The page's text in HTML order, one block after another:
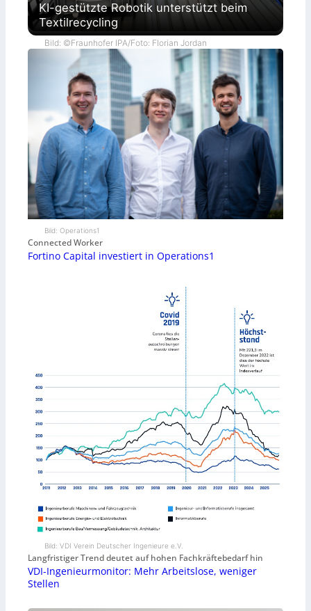
KI-gestützte Robotik unterstützt beim
Textilrecycling
Bild: ©Fraunhofer IPA/Foto: Florian Jordan
Bild: Operations1
Connected Worker
Fortino Capital investiert in Operations1
Bild: VDI Verein Deutscher Ingenieure e.V.
Langfristiger Trend deutet auf hohen Fachkräftebedarf hin
VDI-Ingenieurmonitor: Mehr Arbeitslose, weniger
Stellen